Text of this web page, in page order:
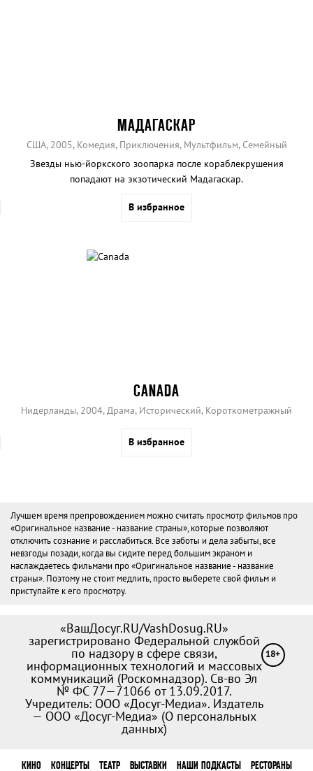
МАДАГАСКАР
США, 2005, Комедия, Приключения, Мультфильм, Семейный
Звезды нью-йоркского зоопарка после кораблекрушения
попадают на экзотический Мадагаскар.
В избранное
CANADA
Нидерланды, 2004, Драма, Исторический, Короткометражный
В избранное
Лучшем время препровождением можно считать просмотр фильмов про
«Оригинальное название - название страны», которые позволяют
отключить сознание и расслабиться. Все заботы и дела забыты, все
невзгоды позади, когда вы сидите перед большим экраном и
наслаждаетесь фильмами про «Оригинальное название - название
страны». Поэтому не стоит медлить, просто выберете свой фильм и
приступайте к его просмотру.
«ВашДосуг.RU/VashDosug.RU»
зарегистрировано Федеральной службой
по надзору в сфере связи,
информационных технологий и массовых
коммуникаций (Роскомнадзор). Св-во Эл
№ ФС 77—71066 от 13.09.2017.
Учредитель: ООО «Досуг-Медиа». Издатель
— ООО «Досуг-Медиа» (О персональных
данных)
18+
КИНО КОНЦЕРТЫ ТЕАТР ВЫСТАВКИ НАШИ ПОДКАСТЫ РЕСТОРАНЫ